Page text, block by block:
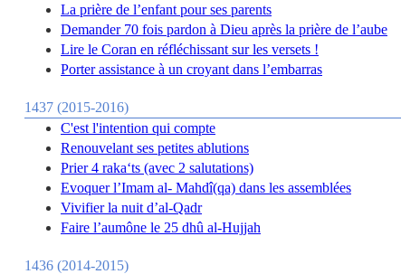
La prière de l’enfant pour ses parents
Demander 70 fois pardon à Dieu après la prière de l’aube
Lire le Coran en réfléchissant sur les versets !
Porter assistance à un croyant dans l’embarras
1437 (2015-2016)
C'est l'intention qui compte
Renouvelant ses petites ablutions
Prier 4 raka‘ts (avec 2 salutations)
Evoquer l’Imam al- Mahdî(qa) dans les assemblées
Vivifier la nuit d’al-Qadr
Faire l’aumône le 25 dhû al-Hujjah
1436 (2014-2015)